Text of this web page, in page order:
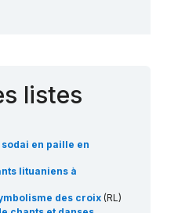
listes
en paille en
lituaniens à
des croix (RL)